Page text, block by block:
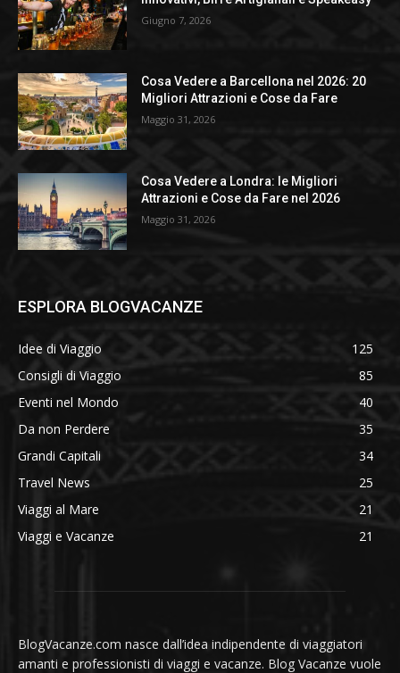
Giugno 7, 2026
Cosa Vedere a Barcellona nel 2026: 20
Migliori Attrazioni e Cose da Fare
Maggio 31, 2026
Cosa Vedere a Londra: le Migliori
Attrazioni e Cose da Fare nel 2026
Maggio 31, 2026
ESPLORA BLOGVACANZE
Idee di Viaggio
125
Consigli di Viaggio
85
Eventi nel Mondo
40
Da non Perdere
35
Grandi Capitali
34
Travel News
25
Viaggi al Mare
21
Viaggi e Vacanze
21
BlogVacanze.com nasce dall’idea indipendente di viaggiatori
amanti e professionisti di viaggi e vacanze. Blog Vacanze vuole